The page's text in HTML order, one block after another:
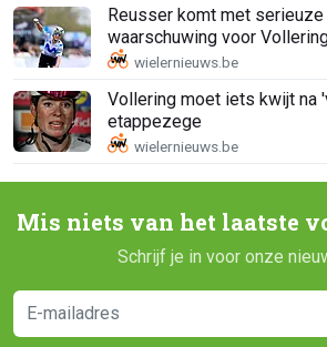
Reusser komt met serieuze
waarschuwing voor
Vollering moet iets kwijt na
etappezege
Mis niets van het laatste
Schrijf je in voor onze